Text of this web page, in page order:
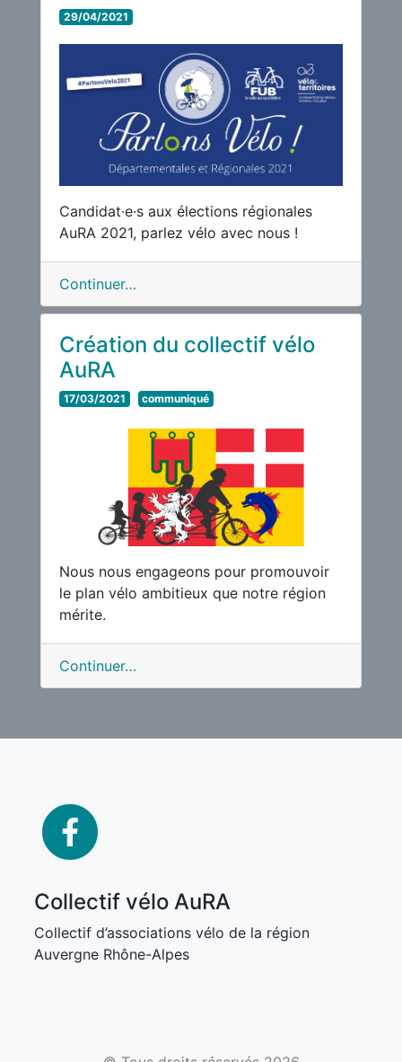
29/04/2021
Candidat·e·s aux élections régionales
AuRA 2021, parlez vélo avec nous !
Continuer…
Création du collectif vélo
AuRA
17/03/2021 communiqué
Nous nous engageons pour promouvoir
le plan vélo ambitieux que notre région
mérite.
Continuer…
facebook
Collectif vélo AuRA
Collectif d’associations vélo de la région
Auvergne Rhône-Alpes